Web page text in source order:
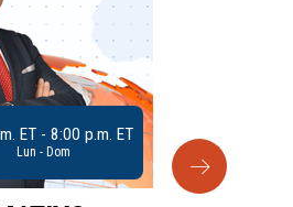
ET - 8:00 p.m. ET
Lun - Dom